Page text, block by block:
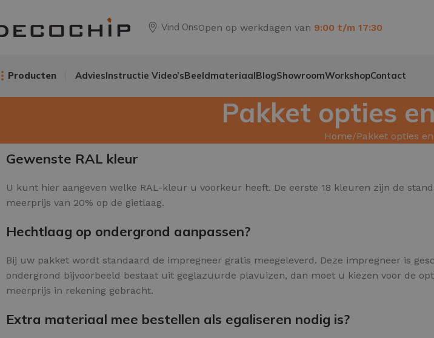
Vind OnsOpen op werkdagen van 9:00 t/m 17:30
Producten AdviesInstructie Video’sBeeldmateriaalBlogShowroomWorkshopContact
Pakket opties
Home Pakket opties
Gewenste RAL kleur
U kunt hier aangeven welke RAL-kleur u voorkeur heeft. De eerste 18 kleuren zijn de
meerprijs van 20% op de gietlaag.
Hechtlaag op ondergrond aanpassen?
Bij uw pakket wordt standaard de impregneer gratis meegeleverd. Deze impregneer is
ondergrond bijvoorbeeld bestaat uit geglazuurde plavuizen, dan moet u kiezen voor de
meerprijs in rekening gebracht.
Extra materiaal mee bestellen als egaliseren nodig is?